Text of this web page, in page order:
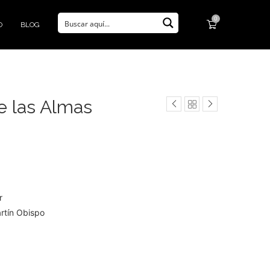
BLOG
0
las Almas
Obispo